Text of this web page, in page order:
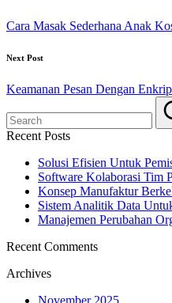
Cara Masak Sederhana Anak
Next Post
Keamanan Pesan Dengan
Recent Posts
Solusi Efisien Untuk
Software Kolaborasi Tim
Konsep Manufaktur
Sistem Analitik Data
Manajemen Perubahan
Recent Comments
Archives
November 2025